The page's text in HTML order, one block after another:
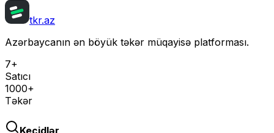
tkr.az
Azərbaycanın ən böyük təkər müqayisə platforması.
7+
Satıcı
1000+
Təkər
Keçidlər